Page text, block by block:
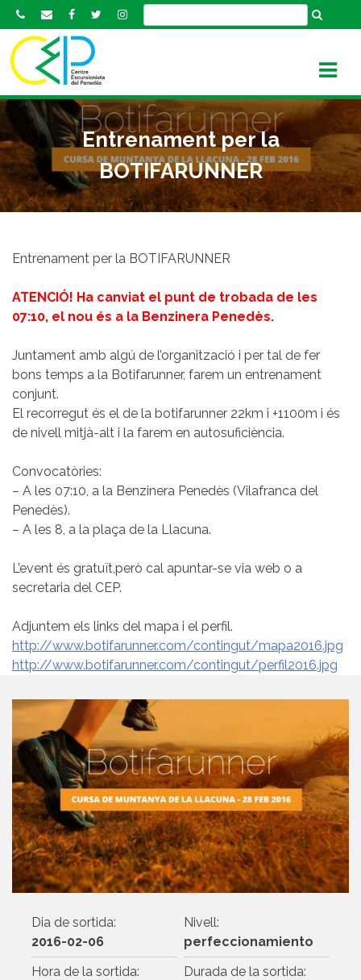
k
o
o
n
t
e
Entrenament per la
BOTIFARUNNER
Entrenament per la BOTIFARUNNER
ATENCIÓ! Ha canviat el punt de trobada de les
07:10, el nou és a la Benzinera Penedès.
Juntament amb algú de l’organització i per tal de fer
bons temps a la Botifarunner, farem un entrenament
conjunt.
El recorregut és el de la botifarunner 22km i +1100m i és
de nivell mitjà-alt i la farem en autosuficiència.
Convocatòries:
– A les 07:10, a la Benzinera Penedès (Vilafranca del
Penedès).
– A les 8, a la plaça de la Llacuna.
L’event és gratuït,però cal apuntar-se via web o a
secretaria del CEP.
Adjuntem els links del mapa i el perfil.
http://www.botifarunner.com/contingut/mapa2016.jpg
http://www.botifarunner.com/contingut/perfil2016.jpg
Dia de sortida:
2016-02-06
Nivell:
perfeccionamiento
Hora de la sortida:
Durada de la sortida: